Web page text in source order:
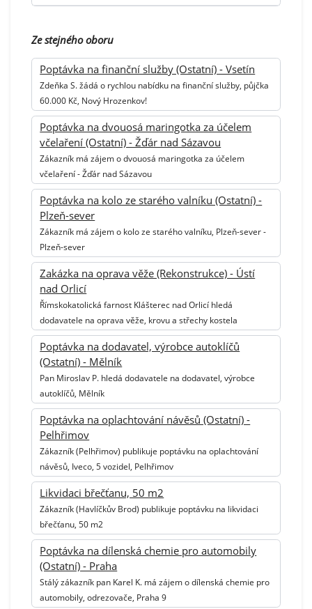
Ze stejného oboru
Poptávka na finanční služby (Ostatní) - Vsetín
Zdeňka S. žádá o rychlou nabídku na finanční služby, půjčka
60.000 Kč, Nový Hrozenkov!
Poptávka na dvouosá maringotka za účelem
včelaření (Ostatní) - Žďár nad Sázavou
Zákazník má zájem o dvouosá maringotka za účelem
včelaření - Žďár nad Sázavou
Poptávka na kolo ze starého valníku (Ostatní) -
Plzeň-sever
Zákazník má zájem o kolo ze starého valníku, Plzeň-sever -
Plzeň-sever
Zakázka na oprava věže (Rekonstrukce) - Ústí
nad Orlicí
Římskokatolická farnost Klášterec nad Orlicí hledá
dodavatele na oprava věže, krovu a střechy kostela
Poptávka na dodavatel, výrobce autoklíčů
(Ostatní) - Mělník
Pan Miroslav P. hledá dodavatele na dodavatel, výrobce
autoklíčů, Mělník
Poptávka na oplachtování návěsů (Ostatní) -
Pelhřimov
Zákazník (Pelhřimov) publikuje poptávku na oplachtování
návěsů, Iveco, 5 vozidel, Pelhřimov
Likvidaci břečťanu, 50 m2
Zákazník (Havlíčkův Brod) publikuje poptávku na likvidaci
břečťanu, 50 m2
Poptávka na dílenská chemie pro automobily
(Ostatní) - Praha
Stálý zákazník pan Karel K. má zájem o dílenská chemie pro
automobily, odrezovače, Praha 9